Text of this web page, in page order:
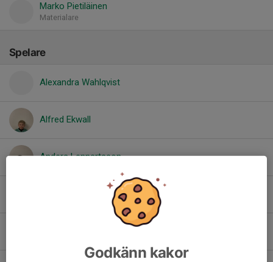
Marko Pietiläinen
Materialare
Spelare
Alexandra Wahlqvist
Alfred Ekwall
Anders Lennartsson
Godkänn kakor